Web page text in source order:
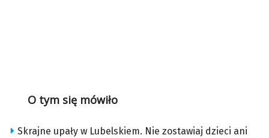
O tym się mówiło
Skrajne upały w Lubelskiem. Nie zostawiaj dzieci ani